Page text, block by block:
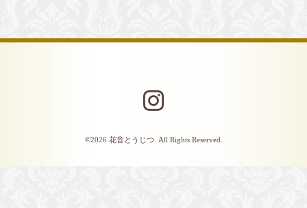
©2026 花音とうじつ . All Rights Reserved.